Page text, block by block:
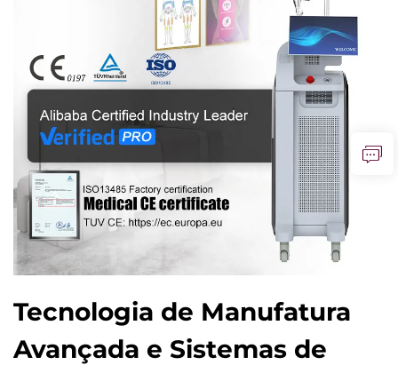
Tecnologia de Manufatura
Avançada e Sistemas de